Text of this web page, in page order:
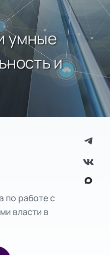
умные
и
по работе с
власти в